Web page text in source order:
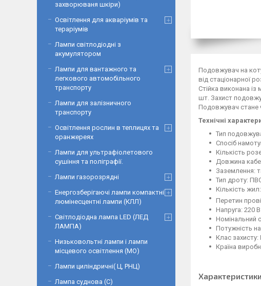
Подовжувач на
від стаціонарної
Стійка виконана
шт. Захист
Подовжувач стане
Технічні
Тип
Спосіб
Кількість
Довжина
Заземлення:
Тип дроту:
Кількість
Перетин
Напруга: 220 В
Номінальний
Потужність
Клас захисту:
Країна
Характеристики
захворюваня шкіри)
Освітлення для акваріумів та
тераріумів
Лампи світлодіодні з
акумулятором
Лампи для вантажного та
легкового автомобільного
транспорту
Лампи для залізничного
транспорту
Освітлення рослин в теплицях та
оранжереях
Лампи для ультрафіолетового
сушіння та поліграфії.
Лампи газорозрядні
Енергозберігаючі лампи компактні
люмінесцентні лампи (КЛЛ)
Світлодіодна лампа LED (ЛЕД
ЛАМПА)
Низьковольтні лампи і лампи
місцевого освітлення (МО)
Лампи циліндричні( Ц, РНЦ)
Лампа суднова (С)